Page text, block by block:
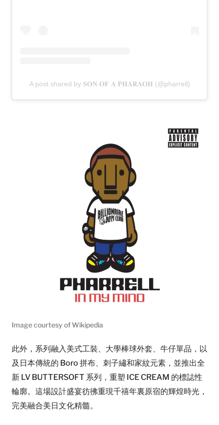
A post shared by 𝐒𝐎𝐍 𝐎𝐅 𝐀 𝐏𝐇𝐀𝐑𝐀𝐎𝐇 (@pharrell)
Image courtesy of Wikipedia
此外，系列融入美式工裝、大學棒球外套、牛仔單品，以
及日本傳統的 Boro 拼布、刺子繡和家紋元素，並推出全
新 LV BUTTERSOFT 系列，重塑 ICE CREAM 的標誌性
輪廓。這場設計盛宴彷彿重現千禧年裏原宿的輝煌時光，
完美融合美日文化精髓。